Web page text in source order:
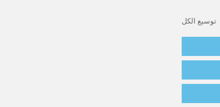
توسيع الكل